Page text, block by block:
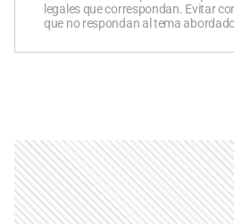
legales que correspondan. Evitar
que no respondan al tema